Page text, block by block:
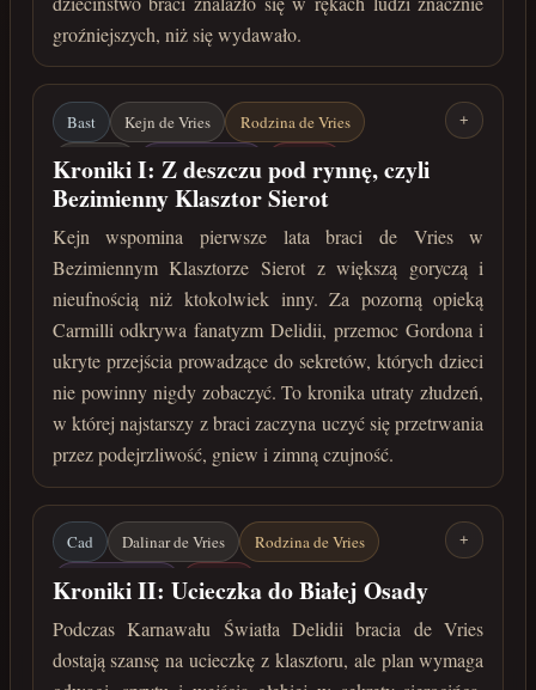
groźniejszych, niż się wydawało.
Bast Kejn de Vries
Rodzina de Vries
Carmilla
Kościół Delidii
Delidia
Bezimienny Klasztor Sierot
Gordon
Tajne przejścia
Przetrwanie
lata 210-211 po Zaćmieniu
+
Kroniki I: Z deszczu pod rynnę, czyli
Bezimienny Klasztor Sierot
Kejn wspomina pierwsze lata braci de Vries w
Bezimiennym Klasztorze Sierot z większą goryczą i
nieufnością niż ktokolwiek inny. Za pozorną opieką
Carmilli odkrywa fanatyzm Delidii, przemoc Gordona i
ukryte przejścia prowadzące do sekretów, których dzieci
nie powinny nigdy zobaczyć. To kronika utraty złudzeń,
w której najstarszy z braci zaczyna uczyć się przetrwania
przez podejrzliwość, gniew i zimną czujność.
Cad Dalinar de Vries
Rodzina de Vries
Kościół Delidii
Delidia
Bezimienny Klasztor Sierot
Karnawał Światła Delidii
Jaromir Tajne księgi
+
Kroniki II: Ucieczka do Białej Osady
Podczas Karnawału Światła Delidii bracia de Vries
dostają szansę na ucieczkę z klasztoru, ale plan wymaga